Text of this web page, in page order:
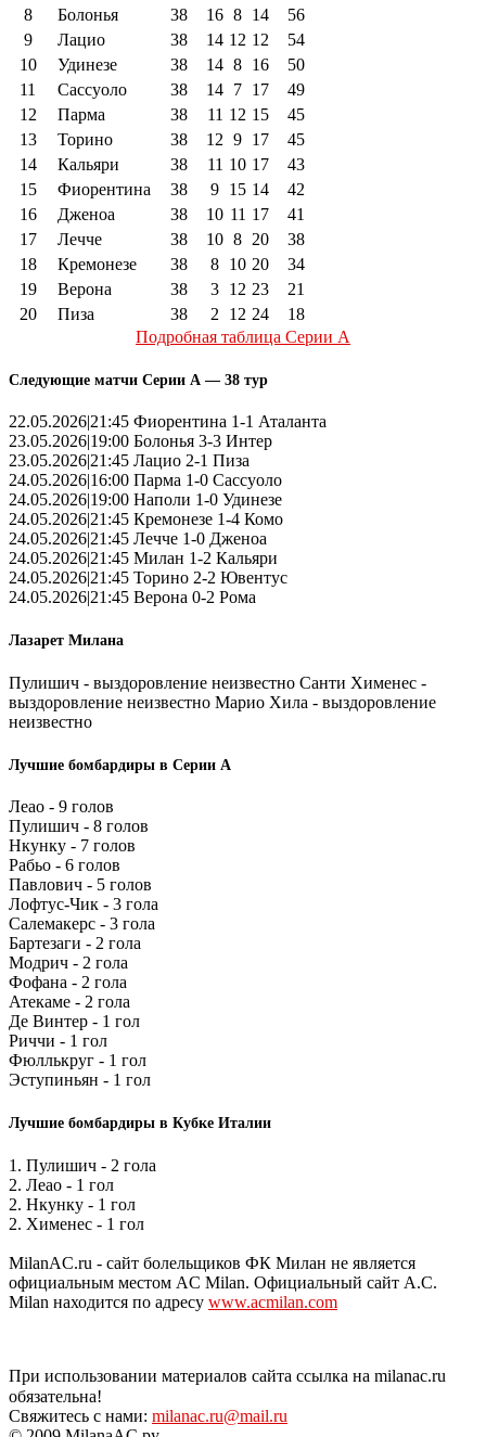
8
Болонья 38 16 8 14
56
9
Лацио 38 14 12 12
54
10
Удинезе 38 14 8 16
50
11
Сассуоло 38 14 7 17
49
12
Парма 38 11 12 15
45
13
Торино 38 12 9 17
45
14
Кальяри 38 11 10 17
43
15
Фиорентина 38 9 15 14
42
16
Дженоа 38 10 11 17
41
17
Лечче 38 10 8 20
38
18
Кремонезе 38 8 10 20
34
19
Верона 38 3 12 23
21
20
Пиза 38 2 12 24
18
Подробная таблица Серии А
Следующие матчи Серии А — 38 тур
22.05.2026|21:45 Фиорентина 1-1 Аталанта
23.05.2026|19:00 Болонья 3-3 Интер
23.05.2026|21:45 Лацио 2-1 Пиза
24.05.2026|16:00 Парма 1-0 Сассуоло
24.05.2026|19:00 Наполи 1-0 Удинезе
24.05.2026|21:45 Кремонезе 1-4 Комо
24.05.2026|21:45 Лечче 1-0 Дженоа
24.05.2026|21:45 Милан 1-2 Кальяри
24.05.2026|21:45 Торино 2-2 Ювентус
24.05.2026|21:45 Верона 0-2 Рома
Лазарет Милана
Пулишич - выздоровление неизвестно Санти Хименес -
выздоровление неизвестно Марио Хила - выздоровление
неизвестно
Лучшие бомбардиры в Серии А
Леао - 9 голов
Пулишич - 8 голов
Нкунку - 7 голов
Рабьо - 6 голов
Павлович - 5 голов
Лофтус-Чик - 3 гола
Салемакерс - 3 гола
Бартезаги - 2 гола
Модрич - 2 гола
Фофана - 2 гола
Атекаме - 2 гола
Де Винтер - 1 гол
Риччи - 1 гол
Фюллькруг - 1 гол
Эступиньян - 1 гол
Лучшие бомбардиры в Кубке Италии
1. Пулишич - 2 гола
2. Леао - 1 гол
2. Нкунку - 1 гол
2. Хименес - 1 гол
MilanAC.ru - сайт болельщиков ФК Милан не является
официальным местом AC Milan. Официальный сайт A.C.
Milan находится по адресу www.acmilan.com
При использовании материалов сайта ссылка на milanac.ru
обязательна!
Свяжитесь с нами: milanac.ru@mail.ru